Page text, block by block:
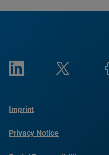
Imprint
Privacy Notice